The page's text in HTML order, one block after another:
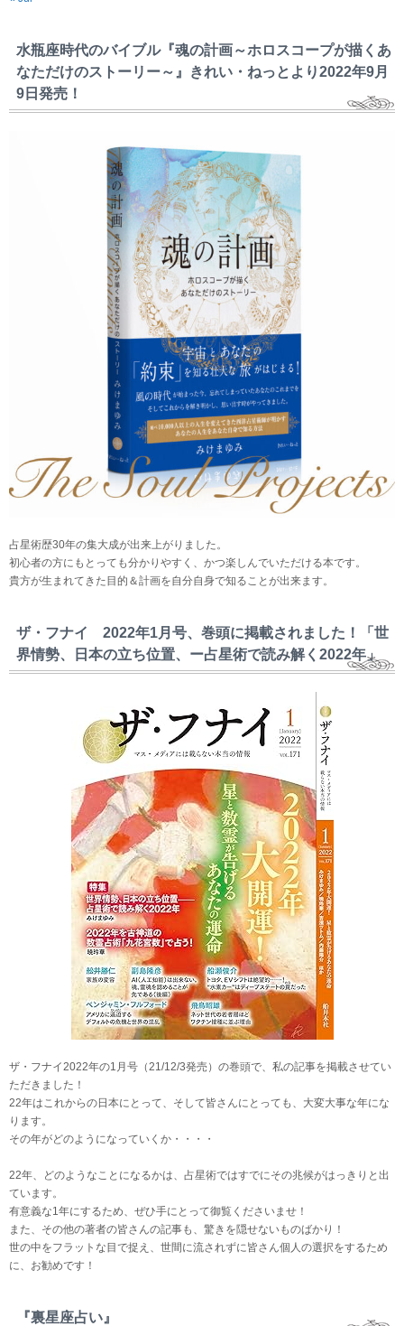
水瓶座時代のバイブル『魂の計画～ホロスコープが描くあ
なただけのストーリー～』きれい・ねっとより2022年9月
9日発売！
占星術歴30年の集大成が出来上がりました。
初心者の方にもとっても分かりやすく、かつ楽しんでいただける本です。
貴方が生まれてきた目的＆計画を自分自身で知ることが出来ます。
ザ・フナイ 2022年1月号、巻頭に掲載されました！「世
界情勢、日本の立ち位置、ー占星術で読み解く2022年」
ザ・フナイ2022年の1月号（21/12/3発売）の巻頭で、私の記事を掲載させてい
ただきました！
22年はこれからの日本にとって、そして皆さんにとっても、大変大事な年にな
ります。
その年がどのようになっていくか・・・・
22年、どのようなことになるかは、占星術ではすでにその兆候がはっきりと出
ています。
有意義な1年にするため、ぜひ手にとって御覧くださいませ！
また、その他の著者の皆さんの記事も、驚きを隠せないものばかり！
世の中をフラットな目で捉え、世間に流されずに皆さん個人の選択をするため
に、お勧めです！
『裏星座占い』